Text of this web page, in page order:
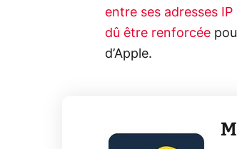
entre ses adresses
dû être renforcée
d’Apple.